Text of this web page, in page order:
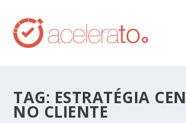
TAG: ESTRATÉGIA
NO CLIENTE